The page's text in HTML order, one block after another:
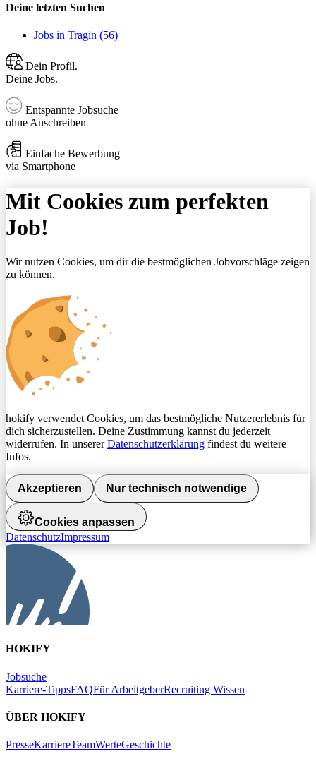
Deine letzten Suchen
Jobs in Tragin (56)
Dein Profil.
Deine Jobs.
Entspannte Jobsuche
ohne Anschreiben
Einfache Bewerbung
via Smartphone
Mit Cookies zum perfekten
Job!
Wir nutzen Cookies, um dir die bestmöglichen Jobvorschläge zeigen
zu können.
hokify verwendet Cookies, um das bestmögliche Nutzererlebnis für
dich sicherzustellen. Deine Zustimmung kannst du jederzeit
widerrufen. In unsererDatenschutzerklärung findest du weitere
Infos.
Akzeptieren Nur technisch notwendige
Cookies anpassen
DatenschutzImpressum
HOKIFY
Jobsuche
Karriere-TippsFAQFür ArbeitgeberRecruiting Wissen
ÜBER HOKIFY
PresseKarriereTeamWerteGeschichte